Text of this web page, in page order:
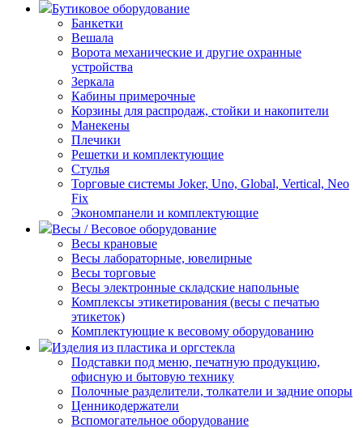
Бутиковое оборудование
Банкетки
Вешала
Ворота механические и другие охранные
устройства
Зеркала
Кабины примерочные
Корзины для распродаж, стойки и накопители
Манекены
Плечики
Решетки и комплектующие
Стулья
Торговые системы Joker, Uno, Global, Vertical, Neo
Fix
Экономпанели и комплектующие
Весы / Весовое оборудование
Весы крановые
Весы лабораторные, ювелирные
Весы торговые
Весы электронные складские напольные
Комплексы этикетирования (весы с печатью
этикеток)
Комплектующие к весовому оборудованию
Изделия из пластика и оргстекла
Подставки под меню, печатную продукцию,
офисную и бытовую технику
Полочные разделители, толкатели и задние опоры
Ценникодержатели
Вспомогательное оборудование